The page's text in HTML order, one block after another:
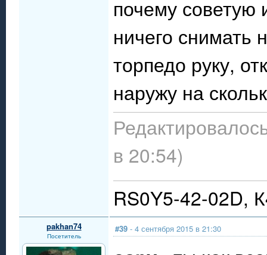
почему советую
ничего снимать
торпедо руку,
наружу на
в 20:54)
RS0Y5-42-02D,
pakhan74
Посетитель
#39 - 4 сентября 2015 в 21:30